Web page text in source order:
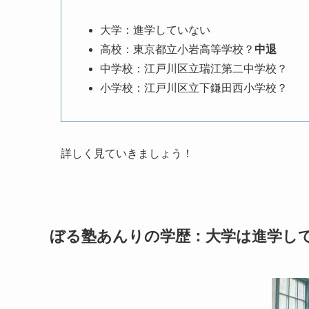
大学：進学していない
高校：東京都立小岩高等学校？ 中退
中学校：江戸川区立瑞江第二中学校？
小学校：江戸川区立下鎌田西小学校？
詳しく見ていきましょう！
ぼる塾あんりの学歴：大学は進学し